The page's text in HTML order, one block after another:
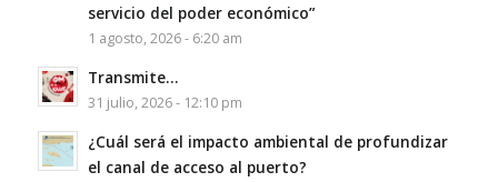
servicio del poder económico”
1 agosto, 2026 - 6:20 am
Transmite…
31 julio, 2026 - 12:10 pm
¿Cuál será el impacto ambiental de profundizar
el canal de acceso al puerto?